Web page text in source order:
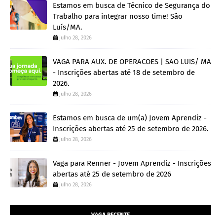
Estamos em busca de Técnico de Segurança do
Trabalho para integrar nosso time! São
Luís/MA.
julho 28, 2026
VAGA PARA AUX. DE OPERACOES | SAO LUIS/ MA
- Inscrições abertas até 18 de setembro de
2026.
julho 28, 2026
Estamos em busca de um(a) Jovem Aprendiz -
Inscrições abertas até 25 de setembro de 2026.
julho 28, 2026
Vaga para Renner - Jovem Aprendiz - Inscrições
abertas até 25 de setembro de 2026
julho 28, 2026